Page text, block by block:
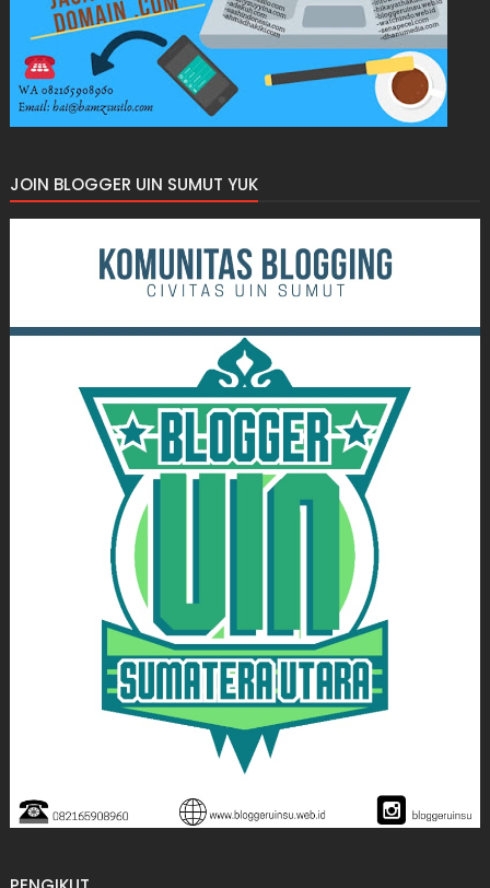
JOIN BLOGGER UIN SUMUT YUK